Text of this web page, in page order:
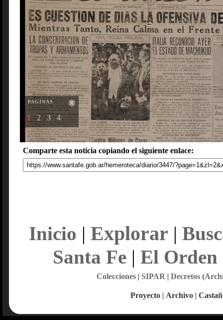
PAGINAS
1 2 3 4
Comparte esta noticia copiando el siguiente enlace:
Inicio | Explorar |
Santa Fe| El Orden
Colecciones| SIPAR | Decretos
Proyecto | Archivo |